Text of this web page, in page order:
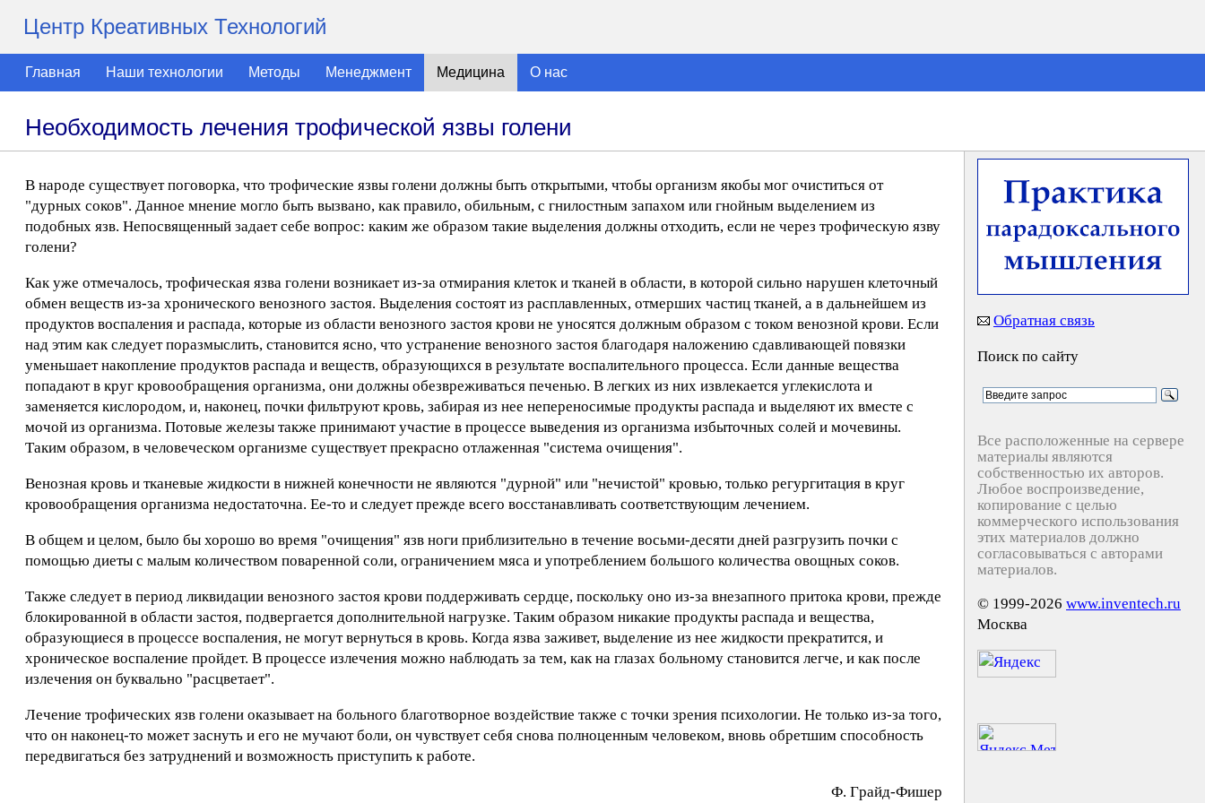
Центр Креативных Технологий
Главная Наши технологии Методы Менеджмент Медицина О нас
Необходимость лечения трофической язвы голени
В народе существует поговорка, что трофические язвы голени должны быть открытыми, чтобы организм якобы мог очиститься от
"дурных соков". Данное мнение могло быть вызвано, как правило, обильным, с гнилостным запахом или гнойным выделением из
подобных язв. Непосвященный задает себе вопрос: каким же образом такие выделения должны отходить, если не через трофическую язву
голени?
Как уже отмечалось, трофическая язва голени возникает из-за отмирания клеток и тканей в области, в которой сильно нарушен клеточный
обмен веществ из-за хронического венозного застоя. Выделения состоят из расплавленных, отмерших частиц тканей, а в дальнейшем из
продуктов воспаления и распада, которые из области венозного застоя крови не уносятся должным образом с током венозной крови. Если
над этим как следует поразмыслить, становится ясно, что устранение венозного застоя благодаря наложению сдавливающей повязки
уменьшает накопление продуктов распада и веществ, образующихся в результате воспалительного процесса. Если данные вещества
попадают в круг кровообращения организма, они должны обезвреживаться печенью. В легких из них извлекается углекислота и
заменяется кислородом, и, наконец, почки фильтруют кровь, забирая из нее непереносимые продукты распада и выделяют их вместе с
мочой из организма. Потовые железы также принимают участие в процессе выведения из организма избыточных солей и мочевины.
Таким образом, в человеческом организме существует прекрасно отлаженная "система очищения".
Венозная кровь и тканевые жидкости в нижней конечности не являются "дурной" или "нечистой" кровью, только регургитация в круг
кровообращения организма недостаточна. Ее-то и следует прежде всего восстанавливать соответствующим лечением.
В общем и целом, было бы хорошо во время "очищения" язв ноги приблизительно в течение восьми-десяти дней разгрузить почки с
помощью диеты с малым количеством поваренной соли, ограничением мяса и употреблением большого количества овощных соков.
Также следует в период ликвидации венозного застоя крови поддерживать сердце, поскольку оно из-за внезапного притока крови, прежде
блокированной в области застоя, подвергается дополнительной нагрузке. Таким образом никакие продукты распада и вещества,
образующиеся в процессе воспаления, не могут вернуться в кровь. Когда язва заживет, выделение из нее жидкости прекратится, и
хроническое воспаление пройдет. В процессе излечения можно наблюдать за тем, как на глазах больному становится легче, и как после
излечения он буквально "расцветает".
Лечение трофических язв голени оказывает на больного благотворное воздействие также с точки зрения психологии. Не только из-за того,
что он наконец-то может заснуть и его не мучают боли, он чувствует себя снова полноценным человеком, вновь обретшим способность
передвигаться без затруднений и возможность приступить к работе.
Ф. Гpaйд-Фишeр
Обратная связь
Поиск по сайту
Все расположенные на сервере
материалы являются
собственностью их авторов.
Любое воспроизведение,
копирование с целью
коммерческого использования
этих материалов должно
согласовываться с авторами
материалов.
© 1999-2026 www.inventech.ru
Москва